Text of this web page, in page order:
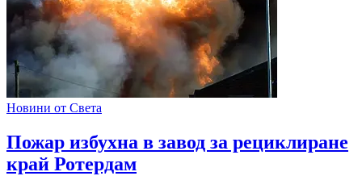
Новини от Света
Пожар избухна в завод за рециклиране
край Ротердам